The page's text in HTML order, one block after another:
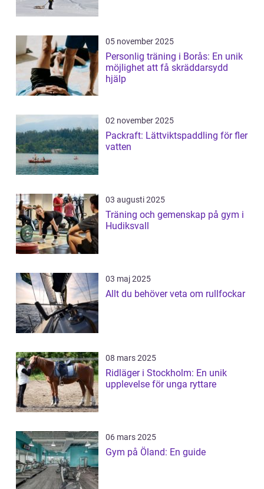
05 november 2025
Personlig träning i Borås: En unik
möjlighet att få skräddarsydd
hjälp
02 november 2025
Packraft: Lättviktspaddling för fler
vatten
03 augusti 2025
Träning och gemenskap på gym i
Hudiksvall
03 maj 2025
Allt du behöver veta om rullfockar
08 mars 2025
Ridläger i Stockholm: En unik
upplevelse för unga ryttare
06 mars 2025
Gym på Öland: En guide